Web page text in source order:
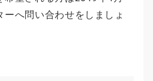
へ問い合わせをしましょ